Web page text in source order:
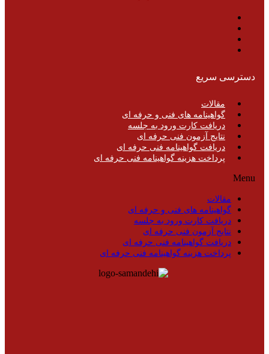
دسترسی سریع
مقالات
گواهینامه های فنی و حرفه ای
دریافت کارت ورود به جلسه
نتایج آزمون فنی حرفه ای
دریافت گواهینامه فنی حرفه ای
پرداخت هزینه گواهینامه فنی حرفه ای
Menu
مقالات
گواهینامه های فنی و حرفه ای
دریافت کارت ورود به جلسه
نتایج آزمون فنی حرفه ای
دریافت گواهینامه فنی حرفه ای
پرداخت هزینه گواهینامه فنی حرفه ای